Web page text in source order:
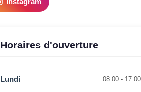
Instagram
Horaires d'ouverture
Lundi 08:00 - 17:00